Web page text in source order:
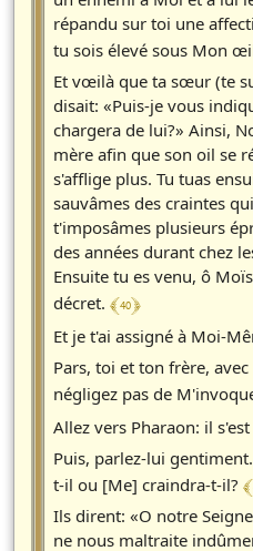
répandu sur toi une
tu sois élevé sous Mon
Et vœilà que ta sœur (te
disait: «Puis-je vous
chargera de lui?» Ainsi,
mère afin que son oil se
s'afflige plus. Tu tuas
sauvâmes des craintes
t'imposâmes plusieurs
des années durant chez
Ensuite tu es venu, ô
décret. ﴾ 40 ﴿
Et je t'ai assigné à Moi-
Pars, toi et ton frère,
négligez pas de
Allez vers Pharaon: il
Puis, parlez-lui
t-il ou [Me] craindra-t-il?
Ils dirent: «O notre
ne nous maltraite